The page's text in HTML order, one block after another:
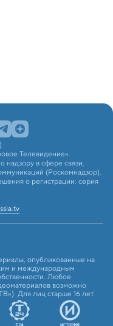
Телевидение».
в сфере связи,
(Роскомнадзор).
о регистрации: серия
опубликованные на
и международным
Любое
возможно
Для лиц старше 16 лет.